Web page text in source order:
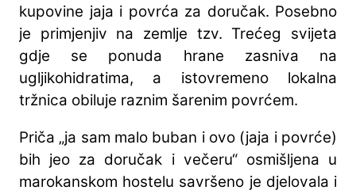
kupovine jaja i povrća za doručak. Posebno
je primjenjiv na zemlje tzv. Trećeg svijeta
gdje se ponuda hrane zasniva na
ugljikohidratima, a istovremeno lokalna
tržnica obiluje raznim šarenim povrćem.
Priča „ja sam malo buban i ovo (jaja i povrće)
bih jeo za doručak i večeru“ osmišljena u
marokanskom hostelu savršeno je djelovala i